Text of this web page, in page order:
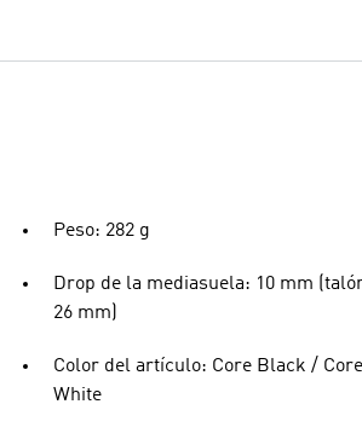
Peso: 282 g
Drop de la mediasuela: 10 mm
26 mm)
Color del artículo: Core Black /
White